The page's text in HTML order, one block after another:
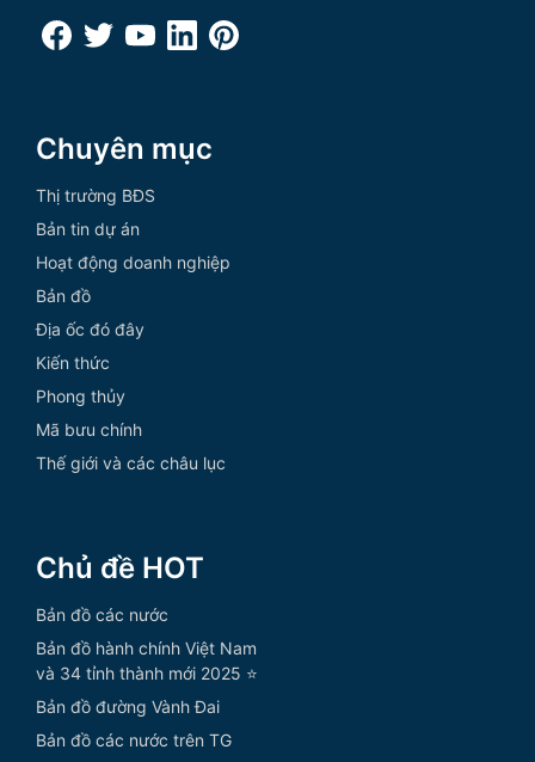
Chuyên mục
Thị trường BĐS
Bản tin dự án
Hoạt động doanh nghiệp
Bản đồ
Địa ốc đó đây
Kiến thức
Phong thủy
Mã bưu chính
Thế giới và các châu lục
Chủ đề HOT
Bản đồ các nước
Bản đồ hành chính Việt Nam
và 34 tỉnh thành mới 2025 ⭐
Bản đồ đường Vành Đai
Bản đồ các nước trên TG